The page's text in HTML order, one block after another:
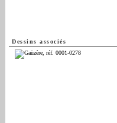
Dessins associés